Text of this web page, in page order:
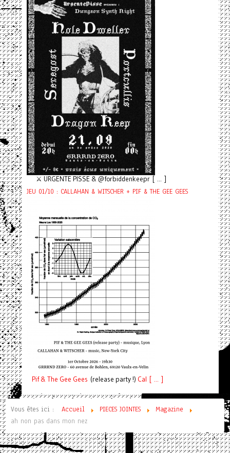
⚔️ URGENTE PISSE & @forbiddenkeepr [ ... ]
JEU 01/10 : CALLAHAN & WITSCHER + PIF & THE GEE GEES
Pif& The Gee Gees (release party !) Cal [ ... ]
Vous êtes ici : Accueil PIECES JOINTES
Magazine
ah non pas dans mon nez